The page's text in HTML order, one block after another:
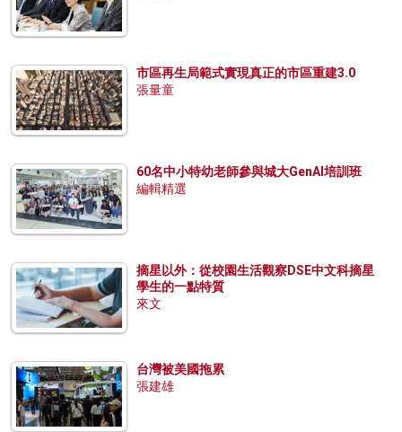
市區再生局範式實現真正的市區重建3.0
張量童
60名中小特幼老師參與城大GenAI培訓班
編輯精選
摘星以外：從校園生活觀察DSE中文科摘星
學生的一點特質
來文
台灣被美國拖累
張建雄